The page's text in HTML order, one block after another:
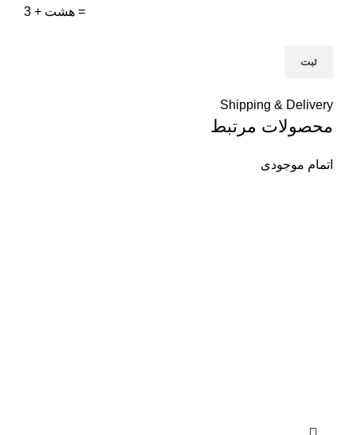
3 + هشت =
Shipping & Delivery
محصولات مرتبط
اتمام موجودی